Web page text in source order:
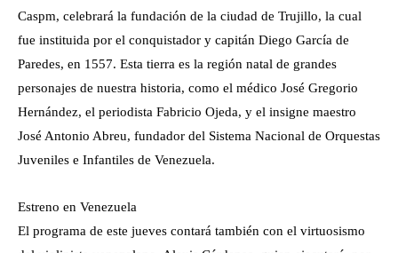
Caspm, celebrará la fundación de la ciudad de Trujillo, la cual
fue instituida por el conquistador y capitán Diego García de
Paredes, en 1557. Esta tierra es la región natal de grandes
personajes de nuestra historia, como el médico José Gregorio
Hernández, el periodista Fabricio Ojeda, y el insigne maestro
José Antonio Abreu, fundador del Sistema Nacional de Orquestas
Juveniles e Infantiles de Venezuela.
Estreno en Venezuela
El programa de este jueves contará también con el virtuosismo